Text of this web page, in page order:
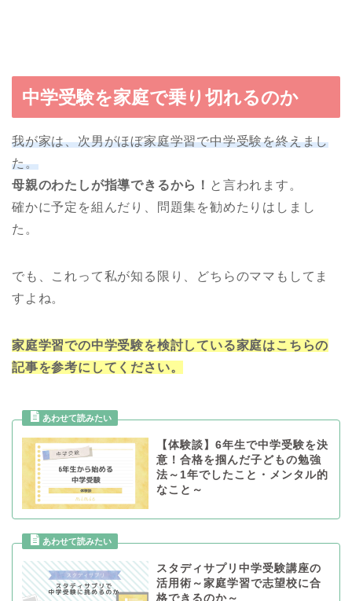
中学受験を家庭で乗り切れるのか
我が家は、次男がほぼ家庭学習で中学受験を終えまし
た。
母親のわたしが指導できるから！ と言われます。
確かに予定を組んだり、問題集を勧めたりはしまし
た。
でも、これって私が知る限り、どちらのママもしてま
すよね。
家庭学習での中学受験を検討している家庭はこちらの
記事を参考にしてください。
【体験談】6年生で中学受験を決
意！合格を掴んだ子どもの勉強
法～1年でしたこと・メンタル的
なこと～
スタディサプリ中学受験講座の
活用術～家庭学習で志望校に合
格できるのか～